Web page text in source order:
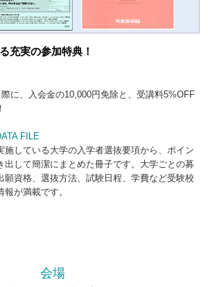
充実の参加特典！
に、入会金の10,000円免除と、受講料5%OFF
FILE
施している大学の入学者選抜要項から、ポイン
出して簡潔にまとめた冊子です。大学ごとの募
願資格、選抜方法、試験日程、学費など受験校
が満載です。
会場